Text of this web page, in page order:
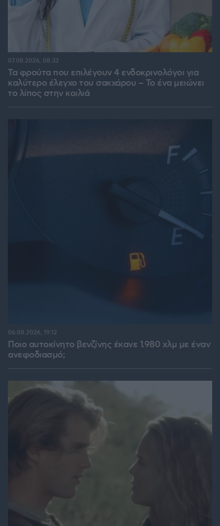
Τα φρούτα που επιλέγουν 4 ενδοκρινολόγοι για
καλύτερο έλεγχο του σακχάρου – Το ένα μειώνει
το λίπος στην κοιλιά
07.08.2026, 08:32
Ποιο αυτοκίνητο βενζίνης έκανε 1.980 χλμ με έναν
ανεφοδιασμό;
06.08.2026, 19:12